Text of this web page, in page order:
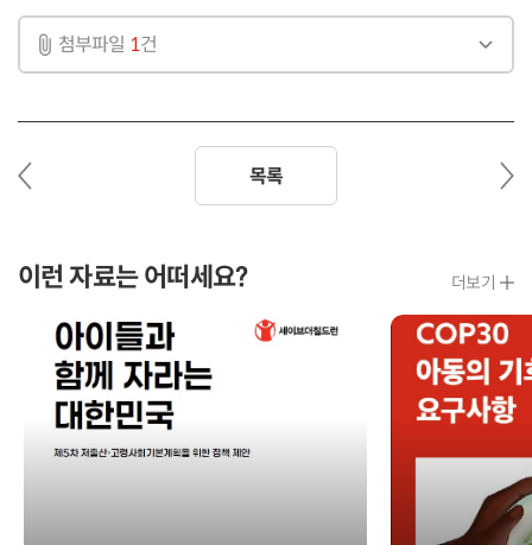
첨부파일 1건
목록
이런 자료는 어떠세요? 더보기